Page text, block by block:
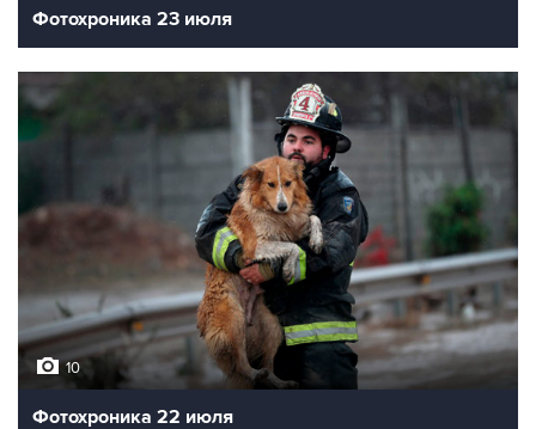
Фотохроника 23 июля
10
Фотохроника 22 июля